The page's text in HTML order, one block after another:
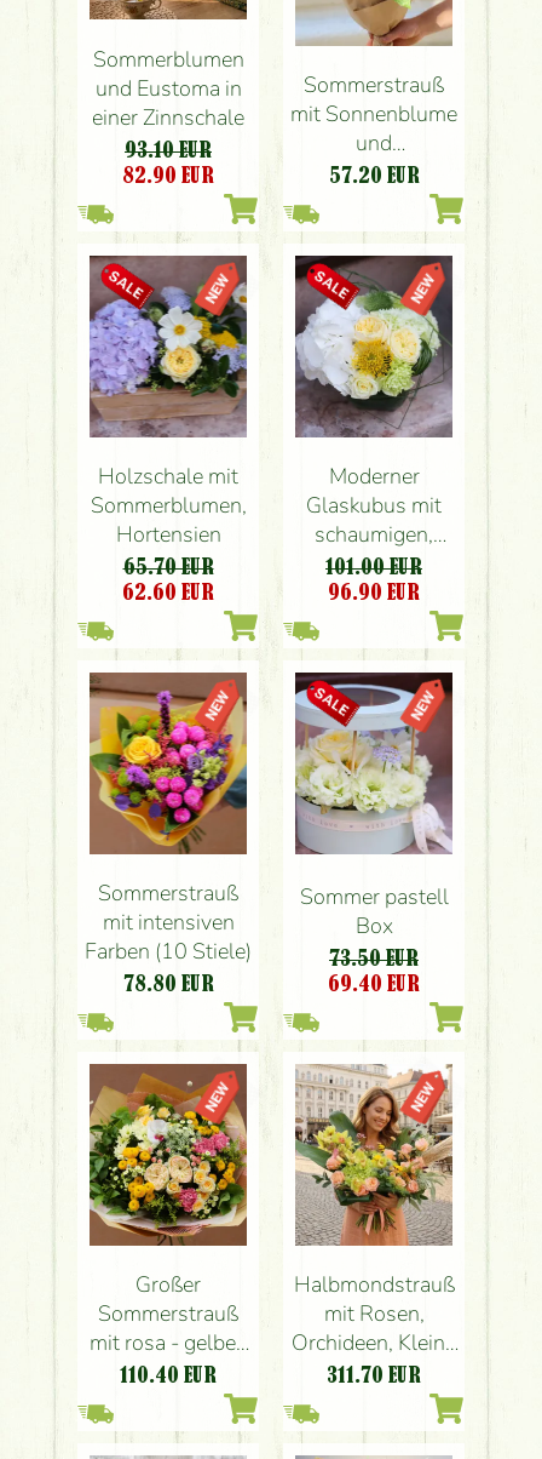
Sommerblumen
und Eustoma in
einer Zinnschale
93.10 EUR
82.90 EUR
Sommerstrauß
mit Sonnenblume
und
Wiesenblumen
57.20 EUR
Holzschale mit
Sommerblumen,
Hortensien
65.70 EUR
62.60 EUR
Moderner
Glaskubus mit
schaumigen,
sommerlich
kühlenden,
farbigen Blüten
101.00 EUR
96.90 EUR
Sommerstrauß
mit intensiven
Farben (10 Stiele)
78.80 EUR
Sommer pastell
Box
73.50 EUR
69.40 EUR
Großer
Sommerstrauß
mit rosa - gelben
Farben (21 Stiele)
110.40 EUR
Halbmondstrauß
mit Rosen,
Orchideen, Kleine
Blumen
311.70 EUR